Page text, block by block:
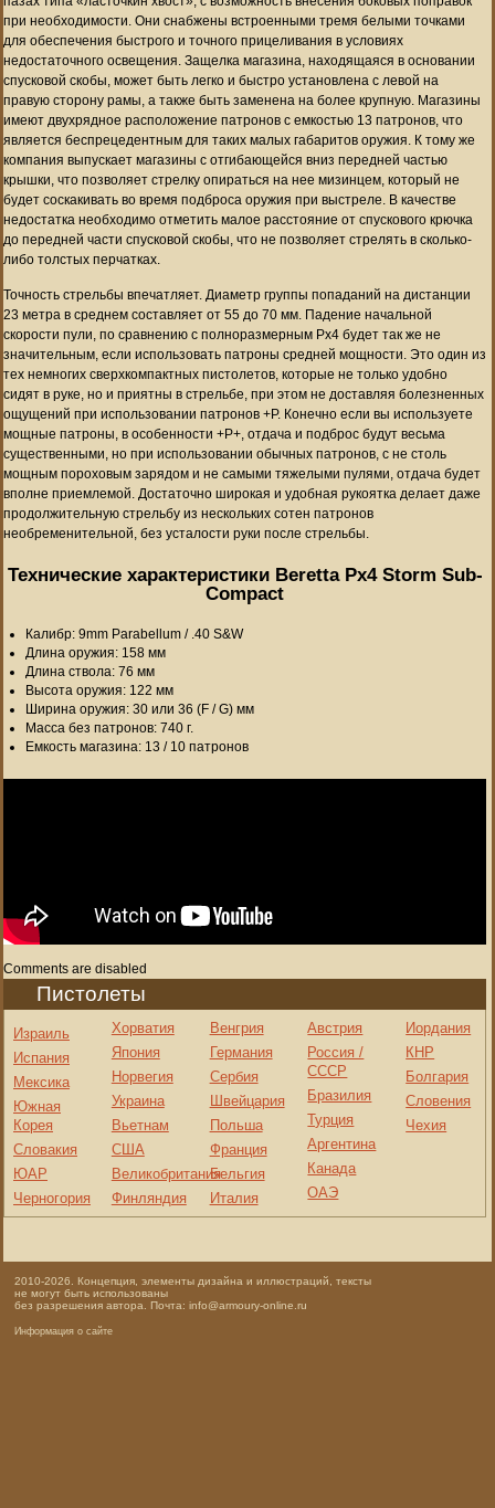
при необходимости. Они снабжены встроенными тремя белыми точками
для обеспечения быстрого и точного прицеливания в условиях
недостаточного освещения. Защелка магазина, находящаяся в основании
спусковой скобы, может быть легко и быстро установлена с левой на
правую сторону рамы, а также быть заменена на более крупную. Магазины
имеют двухрядное расположение патронов с емкостью 13 патронов, что
является беспрецедентным для таких малых габаритов оружия. К тому же
компания выпускает магазины с отгибающейся вниз передней частью
крышки, что позволяет стрелку опираться на нее мизинцем, который не
будет соскакивать во время подброса оружия при выстреле. В качестве
недостатка необходимо отметить малое расстояние от спускового крючка
до передней части спусковой скобы, что не позволяет стрелять в сколько-
либо толстых перчатках.
Точность стрельбы впечатляет. Диаметр группы попаданий на дистанции
23 метра в среднем составляет от 55 до 70 мм. Падение начальной
скорости пули, по сравнению с полноразмерным Px4 будет так же не
значительным, если использовать патроны средней мощности. Это один из
тех немногих сверхкомпактных пистолетов, которые не только удобно
сидят в руке, но и приятны в стрельбе, при этом не доставляя болезненных
ощущений при использовании патронов +P. Конечно если вы используете
мощные патроны, в особенности +P+, отдача и подброс будут весьма
существенными, но при использовании обычных патронов, с не столь
мощным пороховым зарядом и не самыми тяжелыми пулями, отдача будет
вполне приемлемой. Достаточно широкая и удобная рукоятка делает даже
продолжительную стрельбу из нескольких сотен патронов
необременительной, без усталости руки после стрельбы.
Технические характеристики Beretta Px4 Storm Sub-
Compact
Калибр: 9mm Parabellum / .40 S&W
Длина оружия: 158 мм
Длина ствола: 76 мм
Высота оружия: 122 мм
Ширина оружия: 30 или 36 (F / G) мм
Масса без патронов: 740 г.
Емкость магазина: 13 / 10 патронов
Comments are disabled
Пистолеты
Израиль
Испания
Мексика
Южная
Корея
Словакия
ЮАР
Черногория
Хорватия
Япония
Норвегия
Украина
Вьетнам
США
Великобритания
Финляндия
Венгрия
Германия
Сербия
Швейцария
Польша
Франция
Бельгия
Италия
Австрия
Россия /
СССР
Бразилия
Турция
Аргентина
Канада
ОАЭ
Иордания
КНР
Болгария
Словения
Чехия
2010-2026. Концепция, элементы дизайна и иллюстраций, тексты
не могут быть использованы
без разрешения автора. Почта: info@armoury-online.ru
Информация о сайте